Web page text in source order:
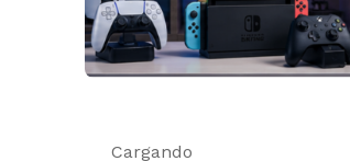
Cargando